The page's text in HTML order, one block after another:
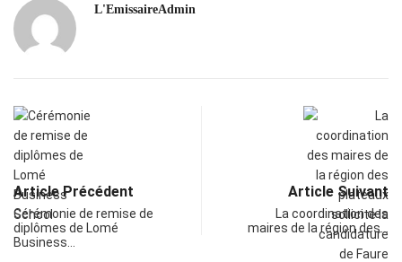
L'EmissaireAdmin
Article Précédent
Cérémonie de remise de
diplômes de Lomé
Business…
Article Suivant
La coordination des
maires de la région des…